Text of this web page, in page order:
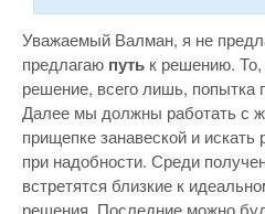
Уважаемый Валман, я не
предлагаю путь к решению.
решение, всего лишь, попытка
Далее мы должны работать с
прищепке занавеской и
при надобности. Среди
встретятся близкие к
решения. Последние можно